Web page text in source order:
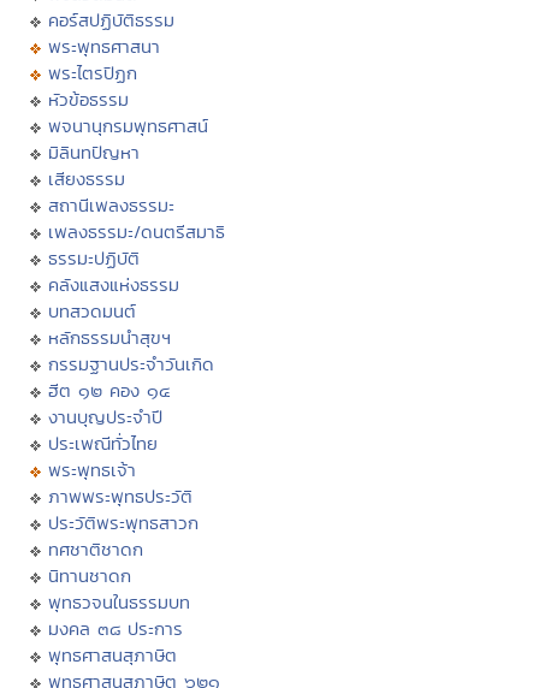
คอร์สปฏิบัติธรรม
พระพุทธศาสนา
พระไตรปิฏก
หัวข้อธรรม
พจนานุกรมพุทธศาสน์
มิลินทปัญหา
เสียงธรรม
สถานีเพลงธรรมะ
เพลงธรรมะ/ดนตรีสมาธิ
ธรรมะปฏิบัติ
คลังแสงแห่งธรรม
บทสวดมนต์
หลักธรรมนำสุขฯ
กรรมฐานประจำวันเกิด
ฮีต ๑๒ คอง ๑๔
งานบุญประจำปี
ประเพณีทั่วไทย
พระพุทธเจ้า
ภาพพระพุทธประวัติ
ประวัติพระพุทธสาวก
ทศชาติชาดก
นิทานชาดก
พุทธวจนในธรรมบท
มงคล ๓๘ ประการ
พุทธศาสนสุภาษิต
พุทธศาสนสุภาษิต ๖๒๑